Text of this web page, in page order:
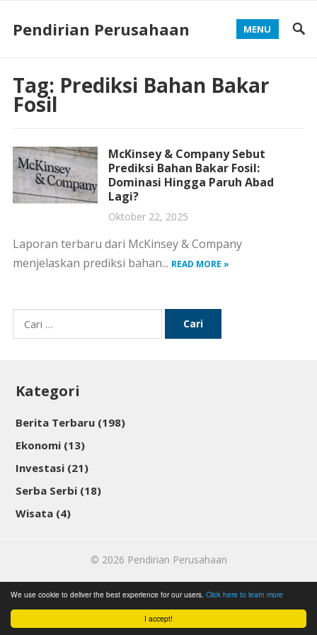
I accept!
We use cookie to deliver the best experience for our users. Click here to learn more
Pendirian Perusahaan MENU
Tag: Prediksi Bahan Bakar
Fosil
McKinsey & Company Sebut
Prediksi Bahan Bakar Fosil:
Dominasi Hingga Paruh Abad
Lagi?
Oktober 22, 2025
Laporan terbaru dari McKinsey & Company
menjelaskan prediksi bahan... READ MORE »
Cari
untuk:
Kategori
Berita Terbaru (198)
Ekonomi (13)
Investasi (21)
Serba Serbi (18)
Wisata (4)
© 2026 Pendirian Perusahaan